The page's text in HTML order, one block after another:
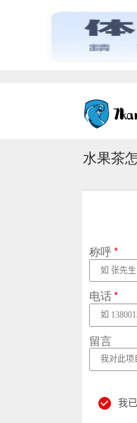
水果茶
称呼*
电话*
留言
我